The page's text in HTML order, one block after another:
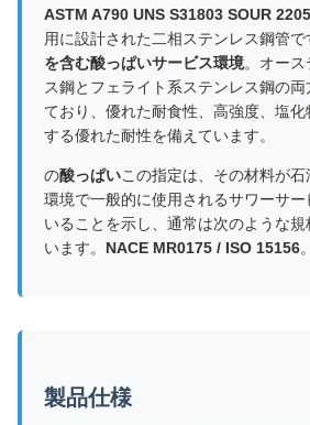
ASTM A790 UNS S31803 SOUR
用に設計された二相ステンレス鋼管で
を含む酸っぱいサービス環境。オー
ス鋼とフェライト系ステンレス鋼の両
ており、優れた耐食性、高強度、塩
する優れた耐性を備えています。
の酸っぱいこの指定は、その材料が
環境で一般的に使用されるサワーサ
いることを示し、通常は次のような
います。 NACE MR0175 / ISO 15156。
製品仕様